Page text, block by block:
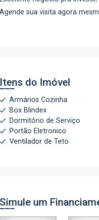
Agende sua visita agora
Itens do Imóvel
Armários Cozinha
Box Blindex
Dormitório de Serviço
Portão Eletronico
Ventilador de Teto
Simule um